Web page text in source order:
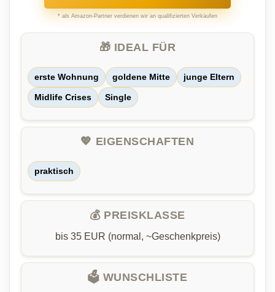
* als Amazon-Partner verdienen wir an qualifizierten Verkäufen
🎁 IDEAL FÜR
erste Wohnung goldene Mitte junge Eltern
Midlife Crises Single
💖 EIGENSCHAFTEN
praktisch
💰 PREISKLASSE
bis 35 EUR (normal, ~Geschenkpreis)
🗳️ WUNSCHLISTE